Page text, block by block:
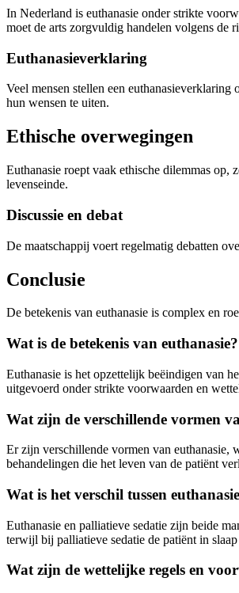
In Nederland is euthanasie onder strikte
moet de arts zorgvuldig handelen volgens de
Euthanasieverklaring
Veel mensen stellen een
hun wensen te uiten.
Ethische overwegingen
Euthanasie roept vaak ethische dilemmas op,
levenseinde.
Discussie en debat
De maatschappij voert regelmatig debatten
Conclusie
De betekenis van euthanasie is complex en
Wat is de betekenis van euthanasie?
Euthanasie is het opzettelijk beëindigen van
uitgevoerd onder strikte voorwaarden en
Wat zijn de verschillende vormen
Er zijn verschillende vormen van euthanasie,
behandelingen die het leven van de patiënt
Wat is het verschil tussen
Euthanasie en palliatieve sedatie zijn beide
terwijl bij palliatieve sedatie de patiënt in
Wat zijn de wettelijke regels en